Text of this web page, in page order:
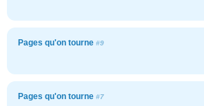
Pages qu'on tourne #9
Pages qu'on tourne #7